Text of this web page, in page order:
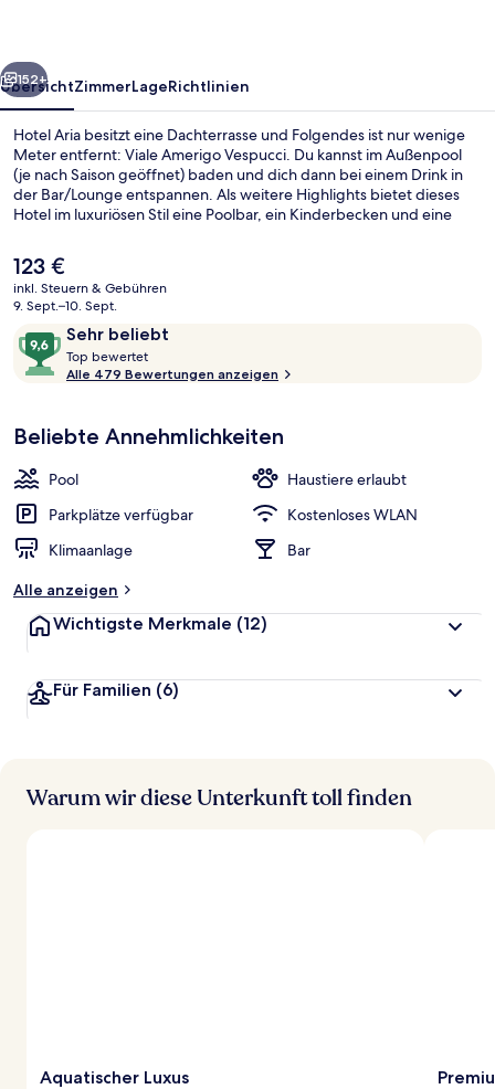
Weiter
152+
ÜbersichtZimmerLageRichtlinien
Hotel Aria besitzt eine Dachterrasse und Folgendes ist nur wenige
Meter entfernt: Viale Amerigo Vespucci. Du kannst im Außenpool
(je nach Saison geöffnet) baden und dich dann bei einem Drink in
der Bar/Lounge entspannen. Als weitere Highlights bietet dieses
Hotel im luxuriösen Stil eine Poolbar, ein Kinderbecken und eine
Der
aktuelle
Preis
123 €.
123 €
inkl. Steuern & Gebühren
9. Sept.–10. Sept.
Bewertungen
Sehr beliebt
9,6
von
10,
beliebt
Top bewertet
o
b
r
Alle 479 Bewertungen anzeigen
Beliebte Annehmlichkeiten
Pool
Haustiere erlaubt
Parkplätze verfügbar
Kostenloses WLAN
Klimaanlage
Bar
Alle anzeigen
Wichtigste Merkmale (12)
Für Familien (6)
Warum wir diese Unterkunft toll finden
Aquatischer Luxus